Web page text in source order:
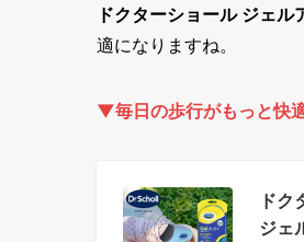
ドクターショール ジェル
適になりますね。
▼毎日の歩行がもっと快
ドク
ジェ